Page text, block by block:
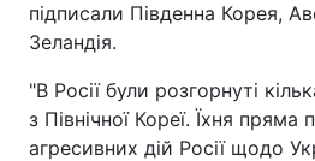
підписали Південна Корея,
Зеландія.
"В Росії були розгорнуті
з Північної Кореї. Їхня пряма
агресивних дій Росії щодо